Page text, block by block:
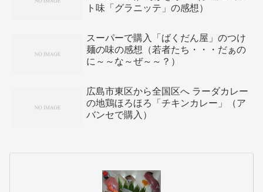
ト味「グラニッテ」の感想）
スーパーで購入「ばくだん屋」のつけ
麺の味の感想（若者たち・・・だぁの
に～～な～ぜ～～？）
広島市東区から全国区へ ラーダカレー
の地鶏ほろほろ「チキンカレー」（ア
バンセで購入）